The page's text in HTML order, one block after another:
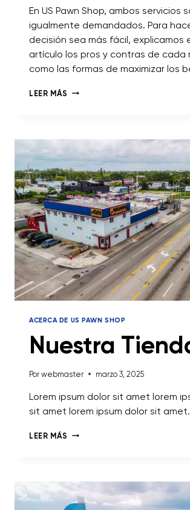
En US Pawn Shop, ambos servicios
igualmente demandados. Para
decisión sea más fácil, explicamos
artículo los pros y contras de cada
como las formas de maximizar los
LEER MÁS
ACERCA DE US PAWN SHOP
Nuestra
Por webmaster marzo 3, 2025
Lorem ipsum dolor sit amet lorem
sit amet lorem ipsum dolor sit amet.
LEER MÁS